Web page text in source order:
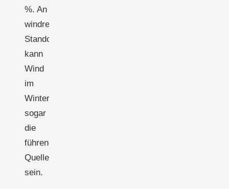
%. An
windreichen
Standorten
kann
Wind
im
Winter
sogar
die
führende
Quelle
sein.